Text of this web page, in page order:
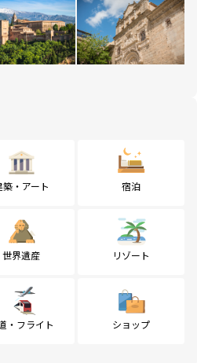
築・アート 宿泊
世界遺産 リゾート
・フライト ショップ